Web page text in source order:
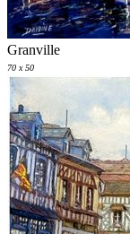
Granville
70 x 50